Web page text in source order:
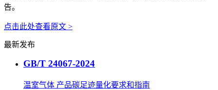
告。
点击此处查看原文 >
最新发布
GB/T 24067-2024
温室气体 产品碳足迹量化要求和指南